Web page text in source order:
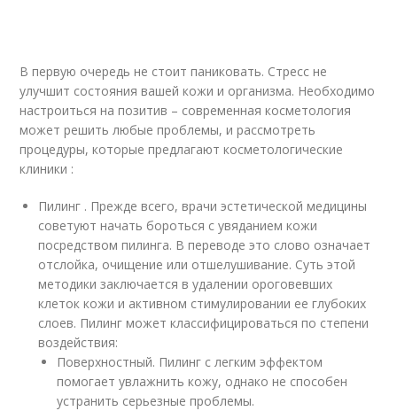
В первую очередь не стоит паниковать. Стресс не
улучшит состояния вашей кожи и организма. Необходимо
настроиться на позитив – современная косметология
может решить любые проблемы, и рассмотреть
процедуры, которые предлагают косметологические
клиники :
Пилинг . Прежде всего, врачи эстетической медицины
советуют начать бороться с увяданием кожи
посредством пилинга. В переводе это слово означает
отслойка, очищение или отшелушивание. Суть этой
методики заключается в удалении ороговевших
клеток кожи и активном стимулировании ее глубоких
слоев. Пилинг может классифицироваться по степени
воздействия:
Поверхностный. Пилинг с легким эффектом
помогает увлажнить кожу, однако не способен
устранить серьезные проблемы.